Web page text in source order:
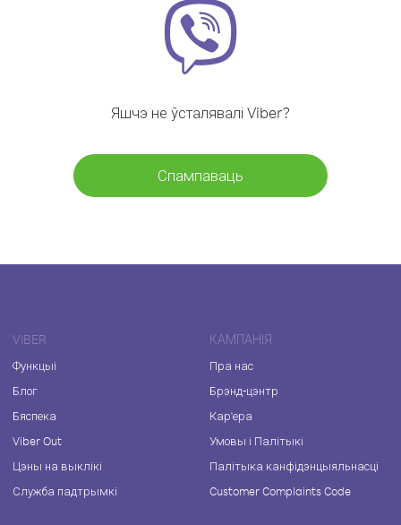
Яшчэ не ўсталявалі Viber?
Спампаваць
VIBER
Функцыі
Блог
Бяспека
Viber Out
Цэны на выклікі
Служба падтрымкі
КАМПАНІЯ
Пра нас
Брэнд-цэнтр
Кар'ера
Умовы і Палітыкі
Палітыка канфідэнцыяльнасці
Customer Complaints Code